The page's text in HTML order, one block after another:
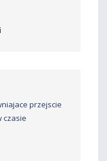
przejscie
czasie